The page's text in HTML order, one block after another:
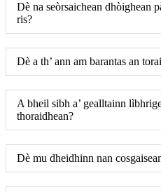
Dè na seòrsaichean dhòighean
ris?
Dè a th’ ann am barantas an
A bheil sibh a’ gealltainn
thoraidhean?
Dè mu dheidhinn nan